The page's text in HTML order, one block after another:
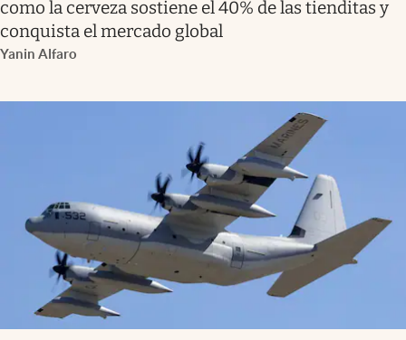
como la cerveza sostiene el 40% de las tienditas y
conquista el mercado global
Yanin Alfaro